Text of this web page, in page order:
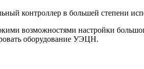
контроллер в большей степени
возможностями настройки
оборудование УЭЦН.